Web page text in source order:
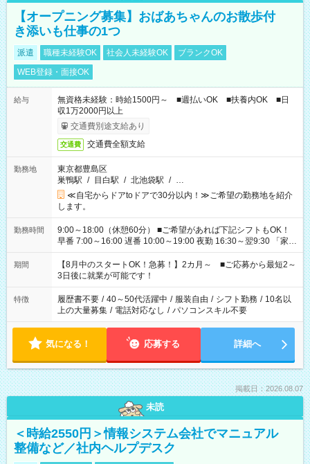
【オープニング募集】おばあちゃんのお散歩付
き添いも仕事の1つ
派遣 職種未経験OK 社会人未経験OK
ブランクOK
WEB登録・面接OK
給与
無資格未経験：時給1500円～ ■週払いOK ■扶養内OK ■日
収1万2000円以上
交通費別途支給あり
交通費 交通費全額支給
勤務地
東京都豊島区
巣鴨駅 / 目白駅 / 北池袋駅 / …
≪自宅からドアtoドアで30分以内！≫ご希望の勤務地を紹介
します。
勤務時間
9:00～18:00（休憩60分） ■ご希望があれば下記シフトもOK！
早番 7:00～16:00 遅番 10:00～19:00 夜勤 16:30～翌9:30 「家族
と休みを合わせたい」 「余裕を持って夕飯の準備がしたい」
「できれば残業はしたくない」 など、ご希望を教えてください
ね。 ※Wワーク希望の方へ 今ご覧のお仕事で希望する勤務時間
と、もう1つのお仕事の勤務時間。 合計で週40時間を超える場
合は応募できません。
期間
【8月中のスタートOK！急募！】2カ月～ ■ご応募から最短2～
3日後に就業が可能です！
特徴 履歴書不要 / 40～50代活躍中 / 服装自由 / シフト勤務 / 10名以
上の大量募集 / 電話対応なし / パソコンスキル不要
気になる！ 応募する 詳細へ
掲載日：2026.08.07
未読
＜時給2550円＞情報システム会社でマニュアル
整備など／社内ヘルプデスク